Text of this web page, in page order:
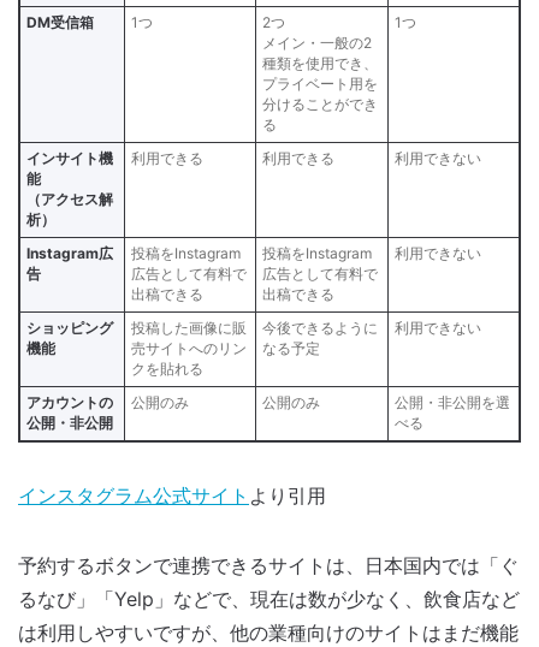
DM受信箱 1つ
2つ
メイン・一般の2
種類を使用でき、
プライベート用を
分けることができ
る
1つ
インサイト機
能
（アクセス解
析）
利用できる 利用できる 利用できない
Instagram広
告
投稿をInstagram
広告として有料で
出稿できる
投稿をInstagram
広告として有料で
出稿できる
利用できない
ショッピング
機能
投稿した画像に販
売サイトへのリン
クを貼れる
今後できるように
なる予定
利用できない
アカウントの
公開・非公開
公開のみ 公開のみ
公開・非公開を選
べる
インスタグラム公式サイト より引用
予約するボタンで連携できるサイトは、日本国内では「ぐ
るなび」「Yelp」などで、現在は数が少なく、飲食店など
は利用しやすいですが、他の業種向けのサイトはまだ機能